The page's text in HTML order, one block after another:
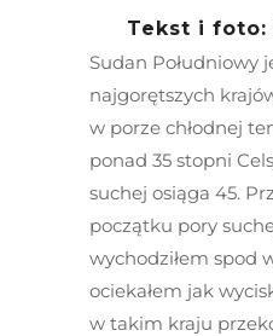
Tekst i foto:
Sudan Południowy
najgorętszych
w porze chłodnej
ponad 35 stopni
suchej osiąga 45.
początku pory
wychodziłem spod
ociekałem jak
w takim kraju